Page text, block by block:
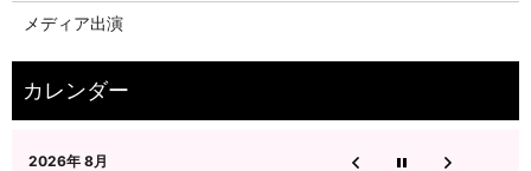
メディア出演
2026年 8月